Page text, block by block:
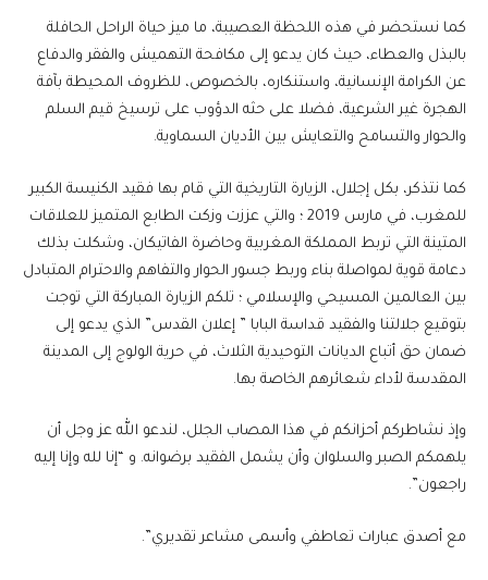
كما نستحضر في هذه اللحظة العصيبة، ما ميز حياة الراحل الحافلة
بالبذل والعطاء، حيث كان يدعو إلى مكافحة التهميش والفقر والدفاع
عن الكرامة الإنسانية، واستنكاره، بالخصوص، للظروف المحيطة بآفة
الهجرة غير الشرعية، فضلا على حثه الدؤوب على ترسيخ قيم السلم
والحوار والتسامح والتعايش بين الأديان السماوية.
كما نتذكر، بكل إجلال، الزيارة التاريخية التي قام بها فقيد الكنيسة الكبير
للمغرب، في مارس 2019 ؛ والتي عززت وزكت الطابع المتميز للعلاقات
المتينة التي تربط المملكة المغربية وحاضرة الفاتيكان، وشكلت بذلك
دعامة قوية لمواصلة بناء وربط جسور الحوار والتفاهم والاحترام المتبادل
بين العالمين المسيحي والإسلامي ؛ تلكم الزيارة المباركة التي توجت
بتوقيع جلالتنا والفقيد قداسة البابا ” إعلان القدس” الذي يدعو إلى
ضمان حق أتباع الديانات التوحيدية الثلاث، في حرية الولوج إلى المدينة
المقدسة لأداء شعائرهم الخاصة بها.
وإذ نشاطركم أحزانكم في هذا المصاب الجلل، لندعو الله عز وجل أن
يلهمكم الصبر والسلوان وأن يشمل الفقيد برضوانه. و “إنا لله وإنا إليه
راجعون”.
مع أصدق عبارات تعاطفي وأسمى مشاعر تقديري”.